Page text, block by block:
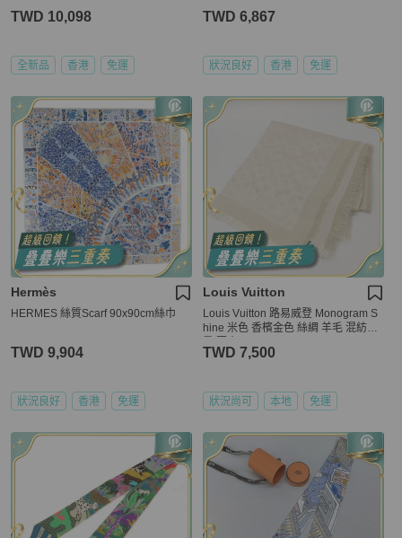
TWD 10,098
全新品 香港 免運
TWD 6,867
狀況良好 香港 免運
Hermès
HERMES 絲質Scarf 90x90cm絲巾
TWD 9,904
狀況良好 香港 免運
Louis Vuitton
Louis Vuitton 路易威登 Monogram S
hine 米色 香檳金色 絲綢 羊毛 混紡披
TWD 7,500
狀況尚可 本地 免運